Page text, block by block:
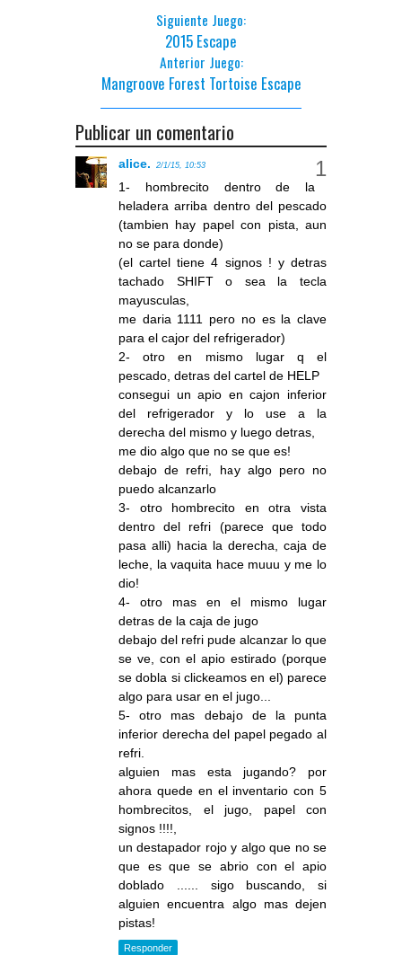
Siguiente Juego:
2015 Escape
Anterior Juego:
Mangroove Forest Tortoise Escape
Publicar un comentario
alice. 2/1/15, 10:53
1- hombrecito dentro de la
heladera arriba dentro del pescado
(tambien hay papel con pista, aun
no se para donde)
(el cartel tiene 4 signos ! y detras
tachado SHIFT o sea la tecla
mayusculas,
me daria 1111 pero no es la clave
para el cajor del refrigerador)
2- otro en mismo lugar q el
pescado, detras del cartel de HELP
consegui un apio en cajon inferior
del refrigerador y lo use a la
derecha del mismo y luego detras,
me dio algo que no se que es!
debajo de refri, hay algo pero no
puedo alcanzarlo
3- otro hombrecito en otra vista
dentro del refri (parece que todo
pasa alli) hacia la derecha, caja de
leche, la vaquita hace muuu y me lo
dio!
4- otro mas en el mismo lugar
detras de la caja de jugo
debajo del refri pude alcanzar lo que
se ve, con el apio estirado (porque
se dobla si clickeamos en el) parece
algo para usar en el jugo...
5- otro mas debajo de la punta
inferior derecha del papel pegado al
refri.
alguien mas esta jugando? por
ahora quede en el inventario con 5
hombrecitos, el jugo, papel con
signos !!!!,
un destapador rojo y algo que no se
que es que se abrio con el apio
doblado ...... sigo buscando, si
alguien encuentra algo mas dejen
pistas!
Responder